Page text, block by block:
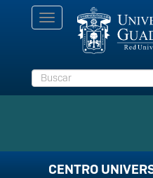
Toggle
navigation
Buscar
CENTRO